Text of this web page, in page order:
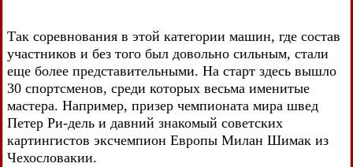
Так соревнования в этой категории машин, где состав
участников и без того был довольно сильным, стали
еще более представительными. На старт здесь вышло
30 спортсменов, среди которых весьма именитые
мастера. Например, призер чемпионата мира швед
Петер Ри-дель и давний знакомый советских
картингистов эксчемпион Европы Милан Шимак из
Чехословакии.